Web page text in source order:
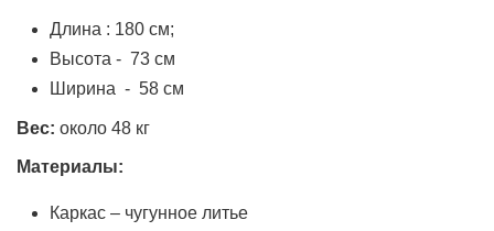
Длина : 180 см;
Высота - 73 см
Ширина - 58 см
Вес: около 48 кг
Материалы:
Каркас – чугунное литье